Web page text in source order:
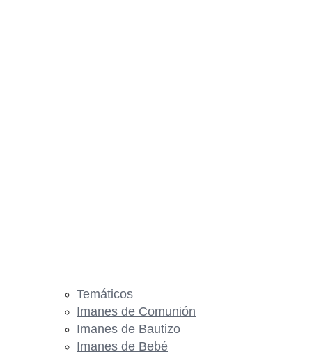
Temáticos
Imanes de Comunión
Imanes de Bautizo
Imanes de Bebé